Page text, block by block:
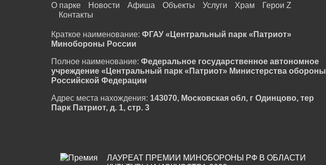
О парке Новости Афиша Объекты Услуги Храм
Герои Z
Контакты
Краткое наименование: ФГАУ «Центральный парк «Патриот»
Минобороны России
Полное наименование: Федеральное государственное автономное
учреждение «Центральный парк «Патриот» Министерства обороны
Российской Федерации
Адрес места нахождения: 143070, Московская обл, г Одинцово, тер
Парк Патриот, д. 1, стр. 3
ЛАУРЕАТ ПРЕМИИ МИНОБОРОНЫ РФ В ОБЛАСТИ